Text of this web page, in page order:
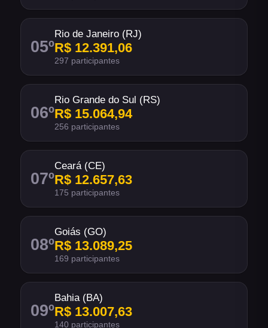
05º
Rio de Janeiro (RJ)
R$ 12.391,06
297 participantes
06º
Rio Grande do Sul (RS)
R$ 15.064,94
256 participantes
07º
Ceará (CE)
R$ 12.657,63
175 participantes
08º
Goiás (GO)
R$ 13.089,25
169 participantes
09º
Bahia (BA)
R$ 13.007,63
140 participantes